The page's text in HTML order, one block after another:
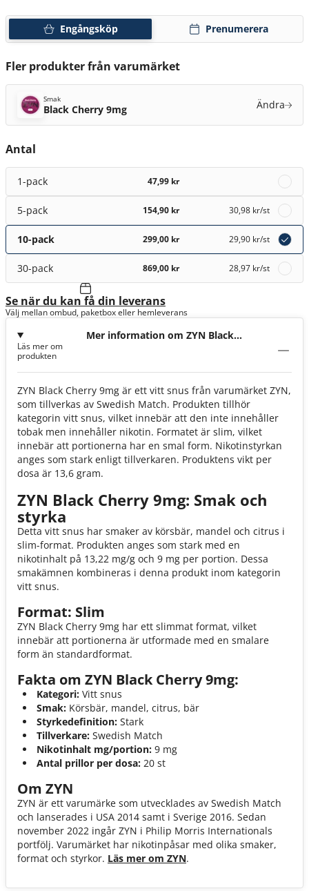
Engångsköp Prenumerera
Fler produkter från varumärket
Smak
Black Cherry 9mg Ändra
Antal
1-pack 47,99 kr
5-pack 154,90 kr 30,98 kr/st
10-pack 299,00 kr 29,90 kr/st
30-pack 869,00 kr 28,97 kr/st
Se när du kan få din leverans
Välj mellan ombud, paketbox eller hemleverans
Mer information om ZYN Black
Läs mer om
produkten
ZYN Black Cherry 9mg är ett vitt snus från varumärket ZYN,
som tillverkas av Swedish Match. Produkten tillhör
kategorin vitt snus, vilket innebär att den inte innehåller
tobak men innehåller nikotin. Formatet är slim, vilket
innebär att portionerna har en smal form. Nikotinstyrkan
anges som stark enligt tillverkaren. Produktens vikt per
dosa är 13,6 gram.
ZYN Black Cherry 9mg: Smak och
styrka
Detta vitt snus har smaker av körsbär, mandel och citrus i
slim-format. Produkten anges som stark med en
nikotinhalt på 13,22 mg/g och 9 mg per portion. Dessa
smakämnen kombineras i denna produkt inom kategorin
vitt snus.
Format: Slim
ZYN Black Cherry 9mg har ett slimmat format, vilket
innebär att portionerna är utformade med en smalare
form än standardformat.
Fakta om ZYN Black Cherry 9mg:
Kategori: Vitt snus
Smak: Körsbär, mandel, citrus, bär
Styrkedefinition: Stark
Tillverkare: Swedish Match
Nikotinhalt mg/portion: 9 mg
Antal prillor per dosa: 20 st
Om ZYN
ZYN är ett varumärke som utvecklades av Swedish Match
och lanserades i USA 2014 samt i Sverige 2016. Sedan
november 2022 ingår ZYN i Philip Morris Internationals
portfölj. Varumärket har nikotinpåsar med olika smaker,
format och styrkor. Läs mer om ZYN.